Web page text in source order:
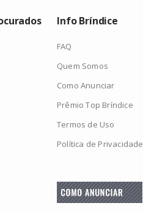
Info Bríndice
FAQ
Quem Somos
Como Anunciar
Prêmio Top Bríndice
Termos de Uso
Política de Privacidade